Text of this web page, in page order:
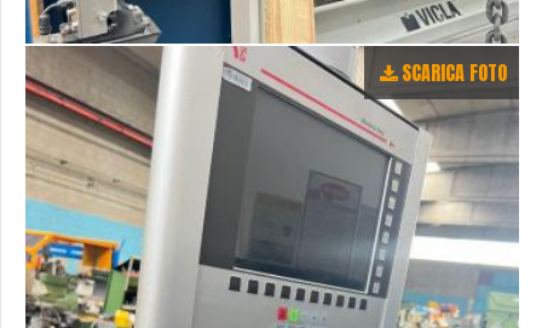
SCARICA FOTO